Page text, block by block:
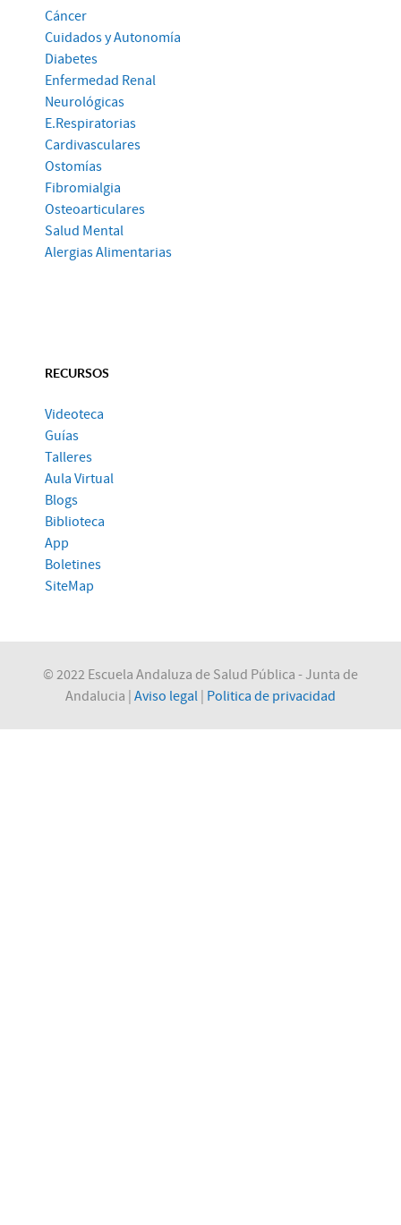
Cáncer
Cuidados y Autonomía
Diabetes
Enfermedad Renal
Neurológicas
E.Respiratorias
Cardivasculares
Ostomías
Fibromialgia
Osteoarticulares
Salud Mental
Alergias Alimentarias
RECURSOS
Videoteca
Guías
Talleres
Aula Virtual
Blogs
Biblioteca
App
Boletines
SiteMap
© 2022 Escuela Andaluza de Salud Pública - Junta de
Andalucia | Aviso legal | Politica de privacidad